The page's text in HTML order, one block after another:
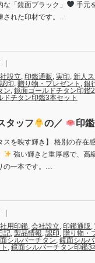
な「鏡面ブラック」
手元
された印材です。…
設立, 印鑑通販 , 実印, 新人
認印, 贈り物・プレゼント , 銀
ン, 鏡面ゴールドチタン印鑑
ドチタン印鑑3本セット
タッフ の／ 印
スを映す輝き】 格別の存在
強い輝きと重厚感で、高
の一本です。…
用印鑑, 会社設立, 印鑑通販 ,
記, 製品情報, 認印, 贈り物・
シルバーチタン, 鏡面シル
, 鏡面シルバーチタン印鑑3